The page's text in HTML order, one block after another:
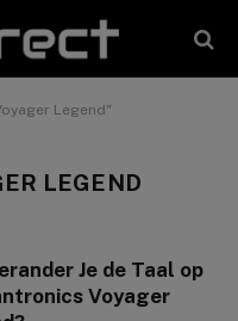
Legend"
LEGEND
Je de Taal op
Voyager